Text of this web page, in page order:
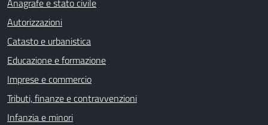
Autorizzazioni
Catasto e urbanistica
Educazione e formazione
Imprese e commercio
Tributi, finanze e contravvenzioni
Infanzia e minori